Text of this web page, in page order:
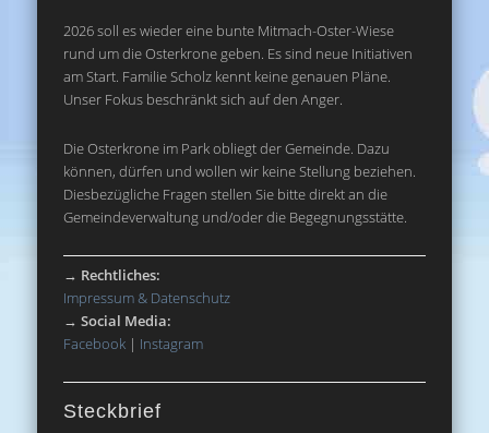
2026 soll es wieder eine bunte Mitmach-Oster-Wiese
rund um die Osterkrone geben. Es sind neue Initiativen
am Start. Familie Scholz kennt keine genauen Pläne.
Unser Fokus beschränkt sich auf den Anger.
Die Osterkrone im Park obliegt der Gemeinde. Dazu
können, dürfen und wollen wir keine Stellung beziehen.
Diesbezügliche Fragen stellen Sie bitte direkt an die
Gemeindeverwaltung und/oder die Begegnungsstätte.
→ Rechtliches:
Impressum & Datenschutz
→Social Media:
Facebook | Instagram
Steckbrief